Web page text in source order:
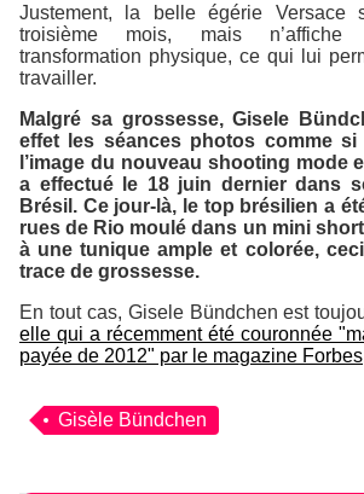
Justement, la belle égérie Versace
troisième mois, mais n’affiche
transformation physique, ce qui lui
travailler.
Malgré sa grossesse, Gisele
effet les séances photos comme si
l’image du nouveau shooting mode
a effectué le 18 juin dernier dans
Brésil. Ce jour-là, le top brésilien a
rues de Rio moulé dans un mini
à une tunique ample et colorée,
trace de grossesse.
En tout cas, Gisele Bündchen est
elle qui a récemment été couronnée
payée de 2012" par le magazine Forbes
Gisèle Bündchen